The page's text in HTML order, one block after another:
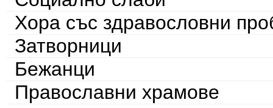
Хора със здравословни
Затворници
Бежанци
Православни храмове